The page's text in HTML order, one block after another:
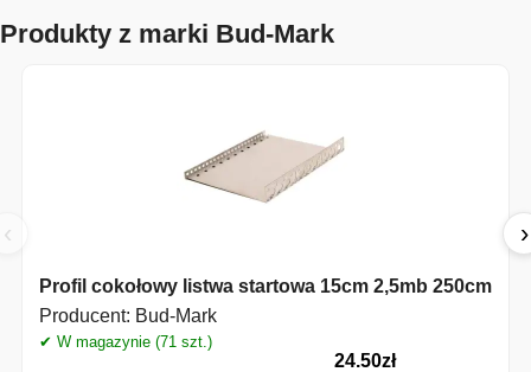
Produkty z marki Bud-Mark
‹
Profil cokołowy listwa startowa 15cm 2,5mb 250cm
Producent: Bud-Mark
✔ W magazynie (71 szt.)
24.50zł
›